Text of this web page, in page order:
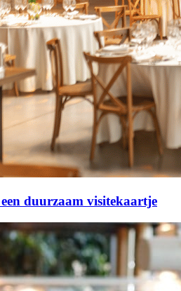
duurzaam visitekaartje